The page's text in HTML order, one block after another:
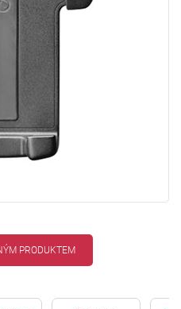
PRODUKTEM